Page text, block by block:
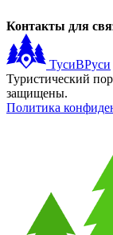
Контакты для
ТусиВРуси
Туристический
защищены.
Политика